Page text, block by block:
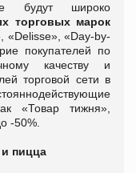
будут широко
торговых марок
«Delisse», «Day-by-
покупателей по
качеству и
торговой сети в
«Товар тижня»,
-50%.
пицца